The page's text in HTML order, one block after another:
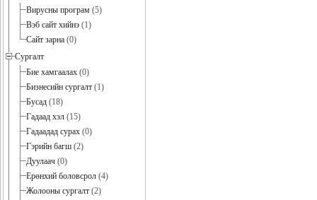
Вирусны програм (5)
Вэб сайт хийнэ (1)
Сайт зарна (0)
Сургалт
Бие хамгаалах (0)
Бизнесийн сургалт (1)
Бусад (18)
Гадаад хэл (15)
Гадаадад сурах (0)
Гэрийн багш (2)
Дуулаач (0)
Ерөнхий боловсрол (4)
Жолооны сургалт (2)